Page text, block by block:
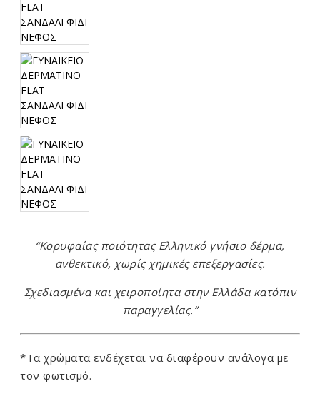
“Κορυφαίας ποιότητας Ελληνικό γνήσιο δέρμα,
ανθεκτικό, χωρίς χημικές επεξεργασίες.
Σχεδιασμένα και χειροποίητα στην Ελλάδα κατόπιν
παραγγελίας.”
*Τα χρώματα ενδέχεται να διαφέρουν ανάλογα με
τον φωτισμό.